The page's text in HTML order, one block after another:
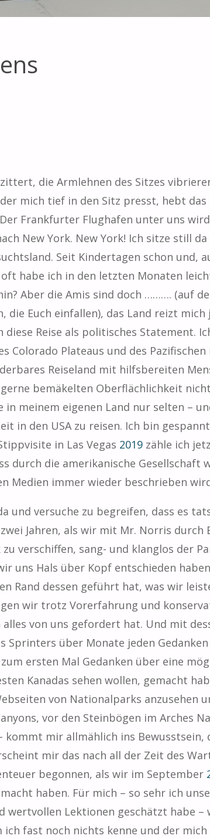
die Armlehnen des Sitzes
mich tief in den Sitz presst, hebt
Frankfurter Flughafen unter uns
New York. New York! Ich sitze still
Seit Kindertagen schon und,
habe ich in den letzten Monaten
Aber die Amis sind doch ………. (auf
die Euch einfallen), das Land reizt
Reise als politisches Statement.
Colorado Plateaus und des
Reiseland mit hilfsbereiten
bemäkelten Oberflächlichkeit
meinem eigenen Land nur selten –
in den USA zu reisen. Ich bin
in Las Vegas 2019 zähle ich
durch die amerikanische Gesellschaft
Medien immer wieder beschrieben
und versuche zu begreifen, dass es
Jahren, als wir mit Mr. Norris
verschiffen, sang- und klanglos der
uns Hals über Kopf entschieden
Rand dessen geführt hat, was wir
wir trotz Vorerfahrung und
von uns gefordert hat. Und mit
Sprinters über Monate jeden
ersten Mal Gedanken über eine
Kanadas sehen wollen, gemacht
von Nationalparks anzusehen
vor den Steinbögen im Arches
kommt mir allmählich ins
mir das nach all der Zeit des
begonnen, als wir im September
haben. Für mich – so sehr ich
wertvollen Lektionen geschätzt habe –
ich fast noch nichts kenne und der